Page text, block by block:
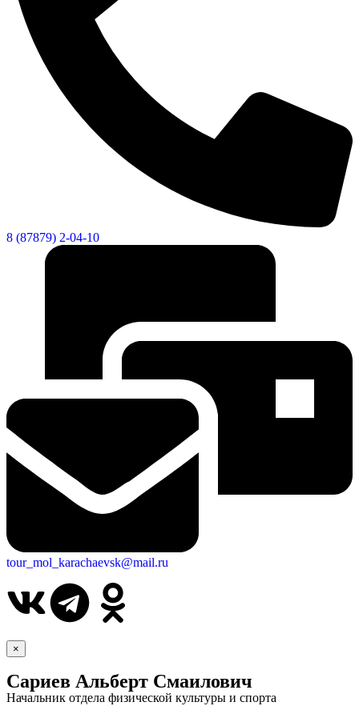
8 (87879) 2-04-10
tour_mol_karachaevsk@mail.ru
×
Сариев Альберт Смаилович
Начальник отдела физической культуры и спорта